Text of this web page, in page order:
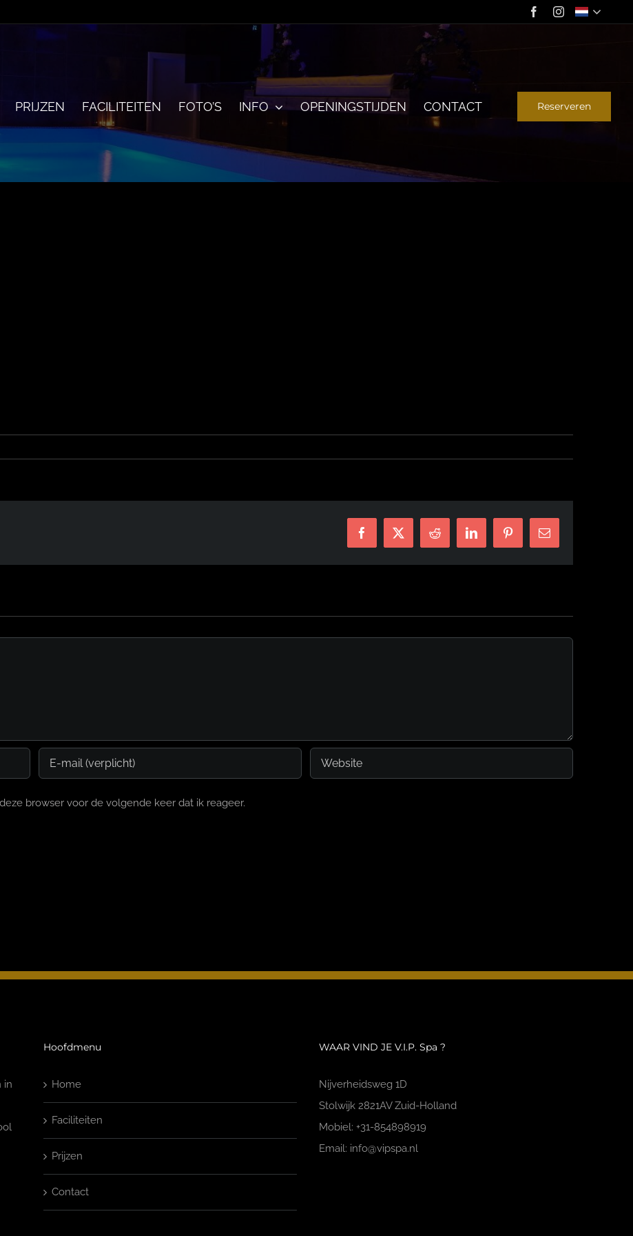
PRIJZEN FACILITEITEN FOTO’S INFO OPENINGSTIJDEN CONTACT Reserveren
Facebook
X Reddit LinkedInPinterest
E-
mail
browser voor de volgende keer dat ik reageer.
in
Hoofdmenu
Home
Faciliteiten
Prijzen
Contact
WAAR VIND JE V.I.P. Spa ?
Nijverheidsweg 1D
Stolwijk 2821AV Zuid-Holland
Mobiel: +31-854898919
Email: info@vipspa.nl